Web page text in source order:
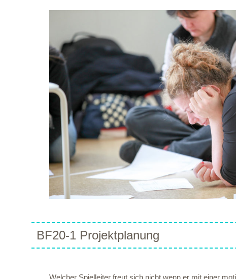
BF20-1 Projektplanung
Welcher Spielleiter freut sich nicht wenn er mit einer